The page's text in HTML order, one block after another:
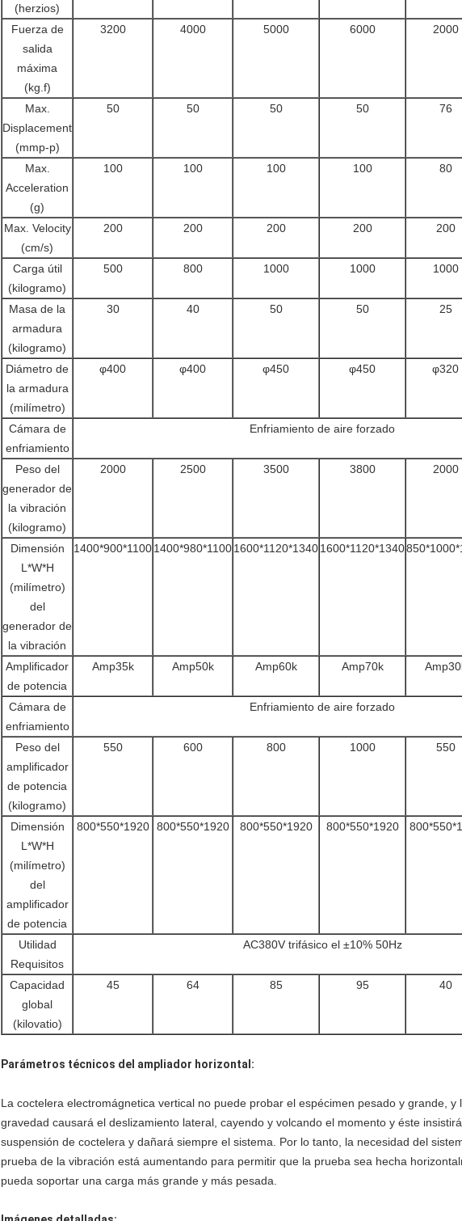
(herzios)
Fuerza de
salida
máxima
(kg.f)
3200 4000 5000 6000 2000
Max.
Displacement
(mmp-p)
50 50 50 50 76
Max.
Acceleration
(g)
100 100 100 100 80
Max. Velocity
(cm/s)
200 200 200 200 200
Carga útil
(kilogramo)
500 800 1000 1000 1000
Masa de la
armadura
(kilogramo)
30 40 50 50 25
Diámetro de
la armadura
(milímetro)
φ400 φ400 φ450 φ450 φ320
Cámara de
enfriamiento
Enfriamiento de aire forzado
Peso del
generador de
la vibración
(kilogramo)
2000 2500 3500 3800 2000
Dimensión
L*W*H
(milímetro)
del
generador de
la vibración
1400*900*11001400*980*11001600*1120*13401600*1120*1340
Amplificador
de potencia
Amp35k Amp50k Amp60k Amp70k
Cámara de
enfriamiento
Enfriamiento de aire forzado
Peso del
amplificador
de potencia
(kilogramo)
550 600 800 1000 550
Dimensión
L*W*H
(milímetro)
del
amplificador
de potencia
800*550*1920 800*550*1920 800*550*1920 800*550*1920
Utilidad
Requisitos
AC380V trifásico el ±10% 50Hz
Capacidad
global
(kilovatio)
45 64 85 95 40
Parámetros técnicos del ampliador horizontal:
La coctelera electromágnetica vertical no puede probar el espécimen pesado y grande, y
gravedad causará el deslizamiento lateral, cayendo y volcando el momento y éste
suspensión de coctelera y dañará siempre el sistema. Por lo tanto, la necesidad del
prueba de la vibración está aumentando para permitir que la prueba sea hecha
pueda soportar una carga más grande y más pesada.